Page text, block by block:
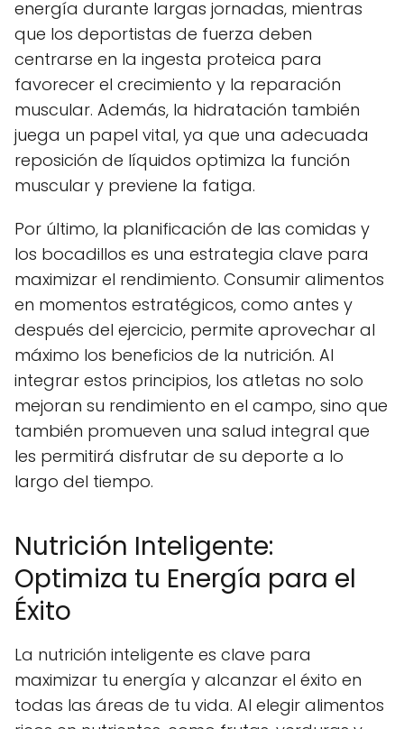
energía durante largas jornadas, mientras
que los deportistas de fuerza deben
centrarse en la ingesta proteica para
favorecer el crecimiento y la reparación
muscular. Además, la hidratación también
juega un papel vital, ya que una adecuada
reposición de líquidos optimiza la función
muscular y previene la fatiga.
Por último, la planificación de las comidas y
los bocadillos es una estrategia clave para
maximizar el rendimiento. Consumir alimentos
en momentos estratégicos, como antes y
después del ejercicio, permite aprovechar al
máximo los beneficios de la nutrición. Al
integrar estos principios, los atletas no solo
mejoran su rendimiento en el campo, sino que
también promueven una salud integral que
les permitirá disfrutar de su deporte a lo
largo del tiempo.
Nutrición Inteligente:
Optimiza tu Energía para el
Éxito
La nutrición inteligente es clave para
maximizar tu energía y alcanzar el éxito en
todas las áreas de tu vida. Al elegir alimentos